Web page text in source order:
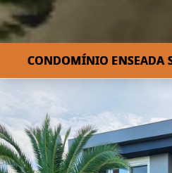
CONDOMÍNIO ENSEADA